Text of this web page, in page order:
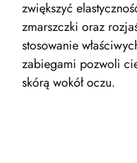
zwiększyć
zmarszczki oraz
stosowanie
zabiegami pozwoli
skórą wokół oczu.